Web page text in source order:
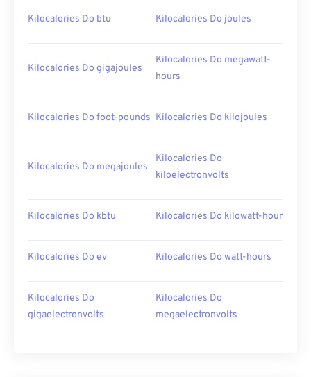
Kilocalories Do btu Kilocalories Do joules
Kilocalories Do gigajoules
Kilocalories Do megawatt-
hours
Kilocalories Do foot-pounds Kilocalories Do kilojoules
Kilocalories Do megajoules
Kilocalories Do
kiloelectronvolts
Kilocalories Do kbtu Kilocalories Do kilowatt-hour
Kilocalories Do ev Kilocalories Do watt-hours
Kilocalories Do
gigaelectronvolts
Kilocalories Do
megaelectronvolts